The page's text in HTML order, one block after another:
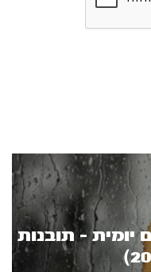
יומית - תובנות